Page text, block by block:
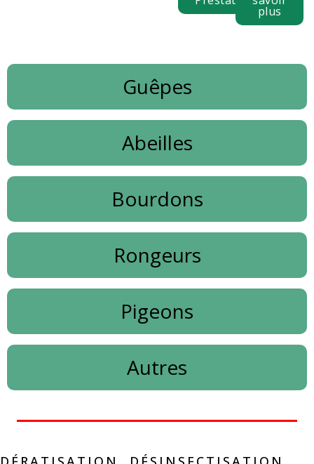
Guêpes
Abeilles
Bourdons
Rongeurs
Pigeons
Autres
plus